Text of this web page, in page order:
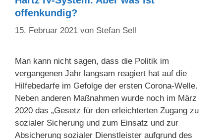
offenkundig?
15. Februar 2021 von Stefan Sell
Man kann nicht sagen, dass die Politik im
vergangenen Jahr langsam reagiert hat auf die
Hilfebedarfe im Gefolge der ersten Corona-Welle.
Neben anderen Maßnahmen wurde noch im März
2020 das „Gesetz für den erleichterten Zugang zu
sozialer Sicherung und zum Einsatz und zur
Absicherung sozialer Dienstleister aufgrund des